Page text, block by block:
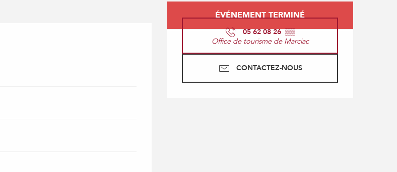
Ouverture et
ÉVÉNEMENT TERMINÉ
05 62 08 26▒▒
Office de tourisme de Marciac
CONTACTEZ-NOUS